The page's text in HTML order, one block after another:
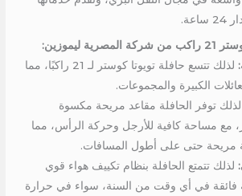
ليموزين:
لذلك تتسع حافلة تويوتا كوستر لـ 21 راكبًا، مما
الكبيرة والمجموعات.
لذلك توفر الحافلة مقاعد مريحة مكسوة
مع مساحة كافية للأرجل وحركة الرأس، مما
حتى على أطول المسافات.
لذلك تتمتع الحافلة بنظام تكييف هواء قوي
في أي وقت من السنة، سواء في حرارة